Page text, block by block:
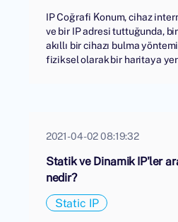
IP Coğrafi Konum, cihaz
ve bir IP adresi tuttuğunda,
akıllı bir cihazı bulma
fiziksel olarak bir haritaya
2021-04-02 08:19:32
Statik ve Dinamik IP'ler
nedir?
Static IP